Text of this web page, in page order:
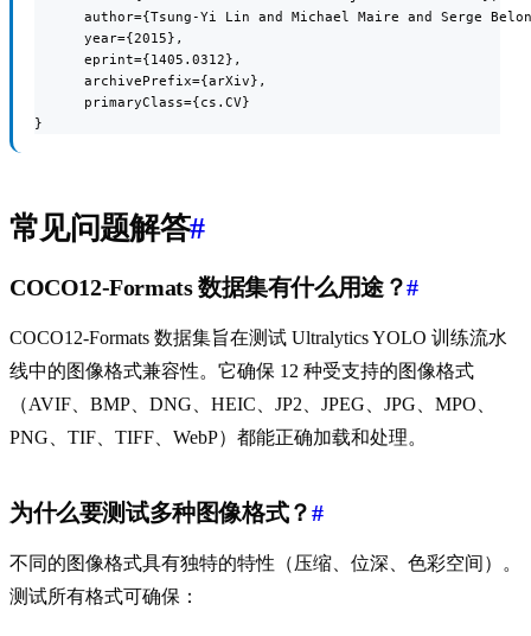
author={Tsung-Yi Lin and Michael Maire and Serge
      year={2015},
      eprint={1405.0312},
      archivePrefix={arXiv},
      primaryClass={cs.CV}
}
常见问题解答#
COCO12-Formats 数据集有什么用途？#
COCO12-Formats 数据集旨在测试 Ultralytics YOLO 训练流水
线中的图像格式兼容性。它确保 12 种受支持的图像格式
（AVIF、BMP、DNG、HEIC、JP2、JPEG、JPG、MPO、
PNG、TIF、TIFF、WebP）都能正确加载和处理。
为什么要测试多种图像格式？#
不同的图像格式具有独特的特性（压缩、位深、色彩空间）。
测试所有格式可确保：